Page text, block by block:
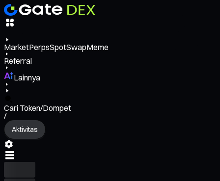
MarketPerpsSpotSwapMeme
Referral
Lainnya
Cari Token/Dompet
/
Aktivitas